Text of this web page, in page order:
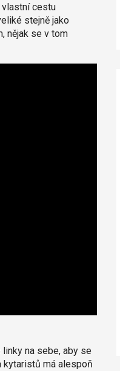
vlastní cestu
stejně jako
nějak se v tom
na sebe, aby se
kytaristů má alespoň